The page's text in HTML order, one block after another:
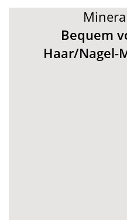
Bequem
Haar/Nagel-